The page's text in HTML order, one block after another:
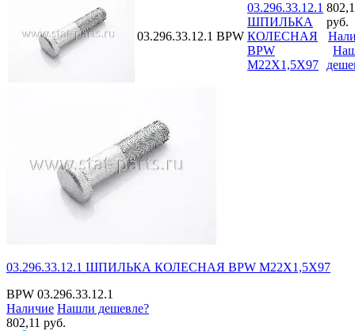
03.296.33.12.1 BPW
03.296.33.12.1
ШПИЛЬКА
КОЛЕСНАЯ
BPW
M22X1,5X97
руб.
03.296.33.12.1 ШПИЛЬКА КОЛЕСНАЯ BPW M22X1,5X97
BPW 03.296.33.12.1
Наличие Нашли дешевле?
802,11 руб.